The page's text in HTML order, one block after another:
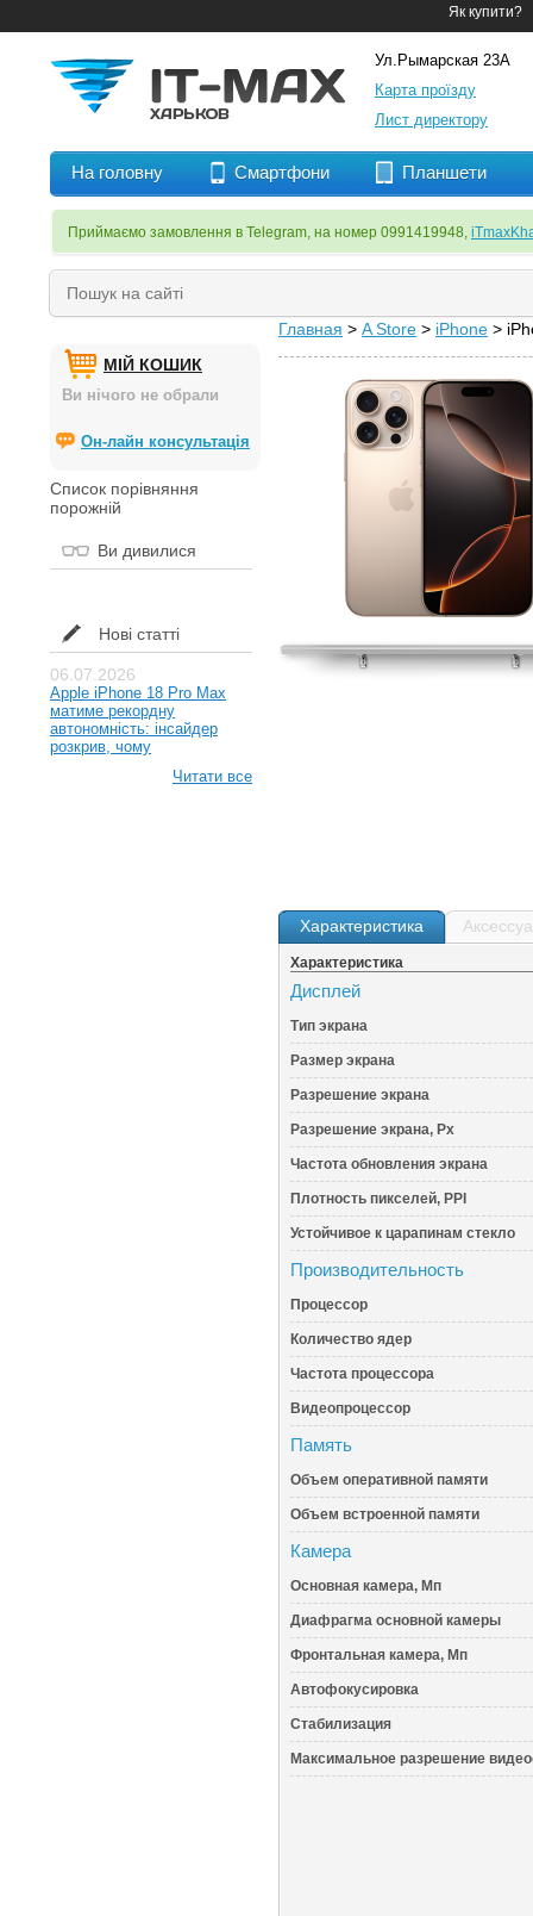
Як купити?
Ул.Рымарская 23А
Карта проїзду
Лист директору
На головну Смартфони Планшети
Приймаємо замовлення в Telegram, на номер 0991419948,
МІЙ КОШИК
Ви нічого не обрали
Он-лайн консультація
Список порівняння
порожній
Ви дивилися
Нові статті
06.07.2026
Apple iPhone 18 Pro Max
матиме рекордну
автономність: інсайдер
розкрив, чому
Читати все
Главная > A Store > iPhone >
Характеристика
Характеристика
Дисплей
Тип экрана
Размер экрана
Разрешение экрана
Разрешение экрана, Px
Частота обновления экрана
Плотность пикселей, PPI
Устойчивое к царапинам стекло
Производительность
Процессор
Количество ядер
Частота процессора
Видеопроцессор
Память
Объем оперативной памяти
Объем встроенной памяти
Камера
Основная камера, Мп
Диафрагма основной камеры
Фронтальная камера, Мп
Автофокусировка
Стабилизация
Максимальное разрешение